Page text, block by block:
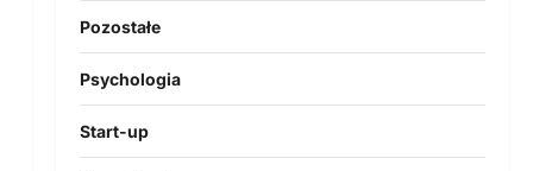
Pozostałe
Psychologia
Start-up